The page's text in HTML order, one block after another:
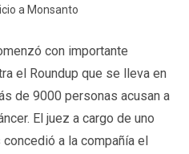
a Monsanto
con importante
el Roundup que se lleva en
de 9000 personas acusan a
El juez a cargo de uno
a la compañía el